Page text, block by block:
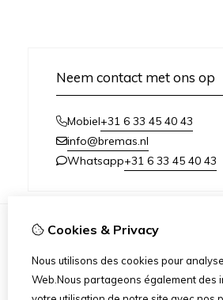
Neem contact met ons op
Mobiel+31 6 33 45 40 43
info@bremas.nl
Whatsapp+31 6 33 45 40 43
Information
Livraison et paiement
Termes et conditions
Cookies & Privacy
Nous utilisons des cookies pour
Web.Nous partageons également des